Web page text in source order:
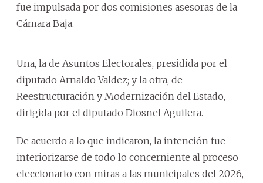
fue impulsada por dos comisiones asesoras de la
Cámara Baja.
Una, la de Asuntos Electorales, presidida por el
diputado Arnaldo Valdez; y la otra, de
Reestructuración y Modernización del Estado,
dirigida por el diputado Diosnel Aguilera.
De acuerdo a lo que indicaron, la intención fue
interiorizarse de todo lo concerniente al proceso
eleccionario con miras a las municipales del 2026,